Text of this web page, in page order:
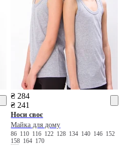
₴ 284
₴ 241
Носи своє
Майка для дому
86 110 116 122 128 134 140 146 152
158 164 170